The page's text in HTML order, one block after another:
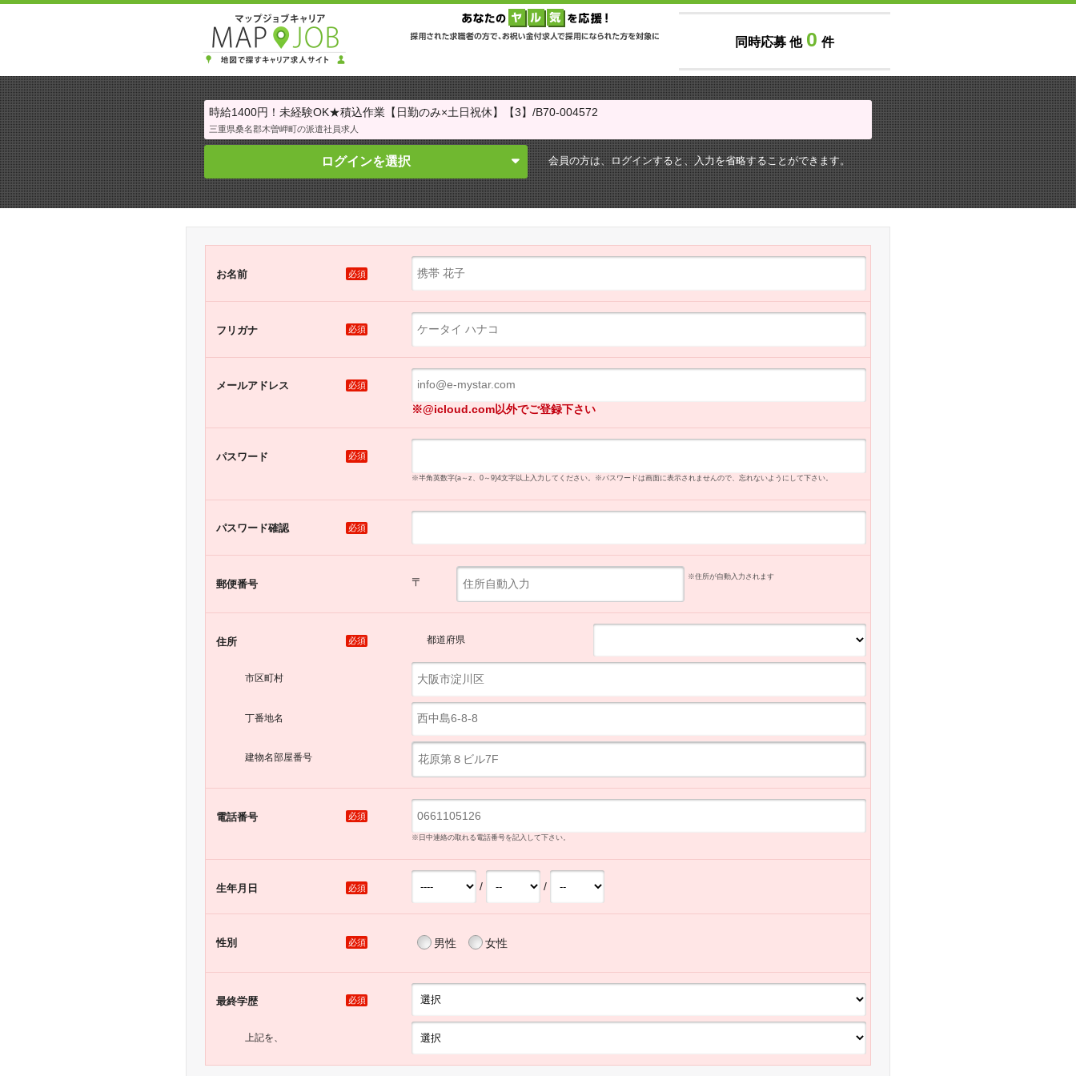
同時応募 他 0 件
時給1400円！未経験OK★積込作業【日勤のみ×土日祝休】【3】/B70-004572
三重県桑名郡木曽岬町の派遣社員求人
ログインを選択 会員の方は、ログインすると、入力を省略することができます。
お名前 必須
フリガナ 必須
メールアドレス 必須
※@icloud.com以外でご登録下さい
パスワード 必須
※半角英数字(a～z、0～9)4文字以上入力してください。 ※パスワードは画面に表示されませんので、忘れないようにして下さい。
パスワード確認 必須
郵便番号 〒 ※住所が自動入力 されます
住所 必須 都道府県
市区町村
丁番地名
建物名部屋番号
電話番号 必須
※日中連絡の取れる電話番号を記入して下さい。
生年月日 必須 / /
性別 必須 男性 女性
最終学歴 必須
上記を、